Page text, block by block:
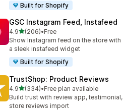
Built for Shopify
GSC Instagram Feed, Instafeed
4.9滿分 5 顆星
(206)
共有 206 則評價
•Free
Show Instagram feed on the store with
a sleek instafeed widget
Built for Shopify
TrustShop: Product Reviews
4.9滿分 5 顆星
(334)
共有 334 則評價
•Free plan available
Build trust with review app, testimonial,
store reviews import